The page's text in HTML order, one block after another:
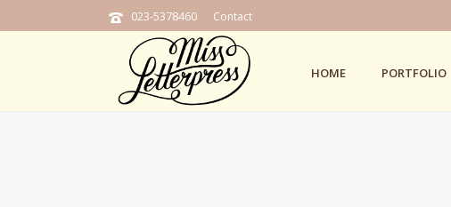
023-5378460 Contact
HOME PORTFOLIO